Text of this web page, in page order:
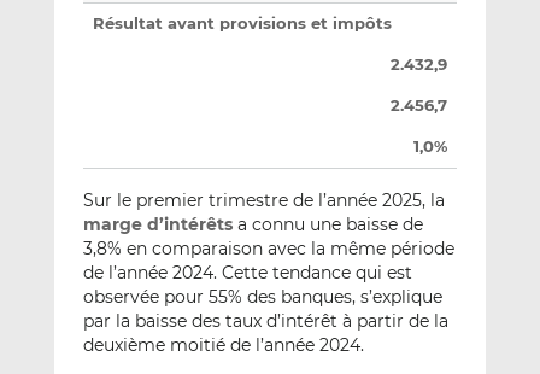
Résultat avant provisions et impôts
2.432,9
2.456,7
1,0%
Sur le premier trimestre de l’année 2025, la
marge d’intérêtsa connu une baisse de
3,8% en comparaison avec la même période
de l’année 2024. Cette tendance qui est
observée pour 55% des banques, s’explique
par la baisse des taux d’intérêt à partir de la
deuxième moitié de l’année 2024.